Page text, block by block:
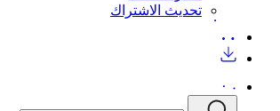
تحديث الاشتراك